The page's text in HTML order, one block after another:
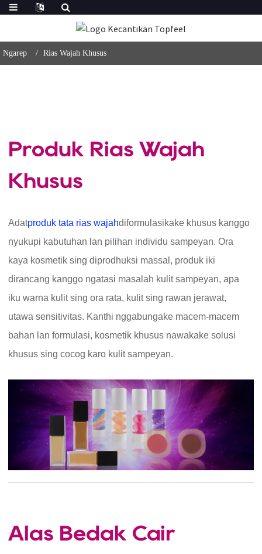
Ngarep Rias Wajah Khusus
Produk Rias Wajah
Khusus
Adatproduk tata rias wajahdiformulasikake khusus kanggo
nyukupi kabutuhan lan pilihan individu sampeyan. Ora
kaya kosmetik sing diprodhuksi massal, produk iki
dirancang kanggo ngatasi masalah kulit sampeyan, apa
iku warna kulit sing ora rata, kulit sing rawan jerawat,
utawa sensitivitas. Kanthi nggabungake macem-macem
bahan lan formulasi, kosmetik khusus nawakake solusi
khusus sing cocog karo kulit sampeyan.
Alas Bedak Cair